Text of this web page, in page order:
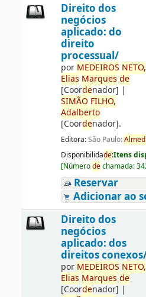
Direito dos
negócios
aplicado: do
direito
processual/
por MEDEIROS NETO,
Elias Marques de
[Coordenador] |
SIMÃO FILHO,
Adalberto
[Coordenador].
Editora:São Paulo:
Disponibilidade:Itens
[Númerodechamada:
Reservar
Adicionar ao
Direito dos
negócios
aplicado: dos
direitos
por MEDEIROS NETO,
Elias Marques de
[Coordenador] |